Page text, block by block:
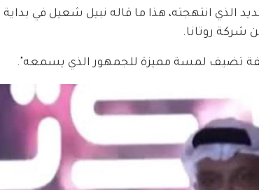
الذي انتهجته، هذا ما قاله نبيل شعيل في
شركة روتانا.
تضيف لمسة مميزة للجمهور الذي يسمعه".